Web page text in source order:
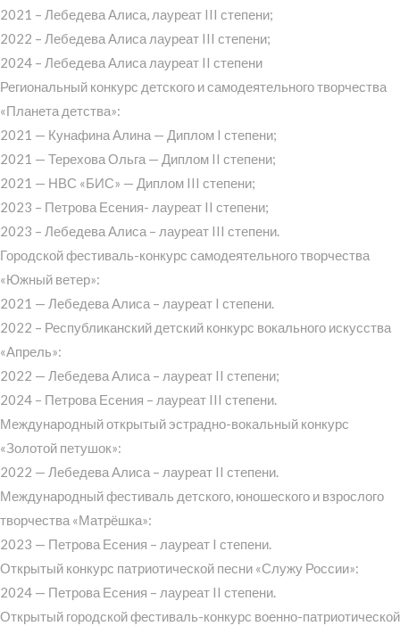
2021 – Лебедева Алиса, лауреат III степени;
2022 – Лебедева Алиса лауреат III степени;
2024 – Лебедева Алиса лауреат II степени
Региональный конкурс детского и самодеятельного творчества
«Планета детства»:
2021 — Кунафина Алина — Диплом I степени;
2021 — Терехова Ольга — Диплом II степени;
2021 — НВС «БИС» — Диплом III степени;
2023 – Петрова Есения- лауреат II степени;
2023 – Лебедева Алиса – лауреат III степени.
Городской фестиваль-конкурс самодеятельного творчества
«Южный ветер»:
2021 — Лебедева Алиса – лауреат I степени.
2022 – Республиканский детский конкурс вокального искусства
«Апрель»:
2022 — Лебедева Алиса – лауреат II степени;
2024 – Петрова Есения – лауреат III степени.
Международный открытый эстрадно-вокальный конкурс
«Золотой петушок»:
2022 — Лебедева Алиса – лауреат II степени.
Международный фестиваль детского, юношеского и взрослого
творчества «Матрёшка»:
2023 — Петрова Есения – лауреат I степени.
Открытый конкурс патриотической песни «Служу России»:
2024 — Петрова Есения – лауреат II степени.
Открытый городской фестиваль-конкурс военно-патриотической